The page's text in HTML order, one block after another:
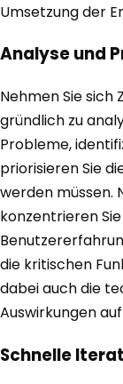
Umsetzung der
Analyse und
Nehmen Sie
gründlich zu
Probleme,
priorisieren Sie
werden müssen.
konzentrieren
die kritischen
dabei auch die
Auswirkungen
Schnelle